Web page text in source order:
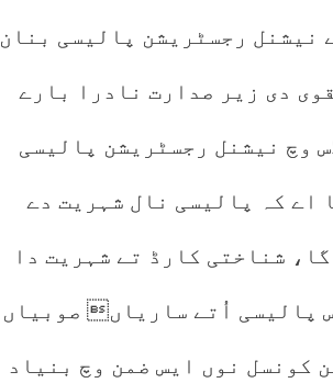
نیشنل رجسٹریشن پالیسی بنان
دی زیر صدارت نادرا بارے
وچ نیشنل رجسٹریشن پالیسی
اے کہ پالیسی نال شہریت دے
شناختی کارڈ تے شہریت دا
پالیسی اُتے ساریاں صوبیاں
کونسل نوں ایس ضمن وچ بنیاد